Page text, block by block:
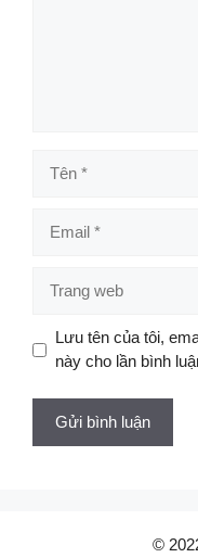
web
Lưu tên của tôi,
này cho lần bình
©